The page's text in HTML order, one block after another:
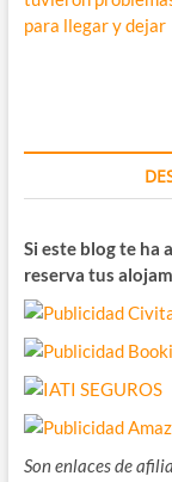
Si este blog te ha
reserva tus
Son enlaces de